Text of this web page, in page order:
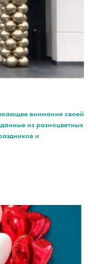
внимание своей
из разноцветных
и